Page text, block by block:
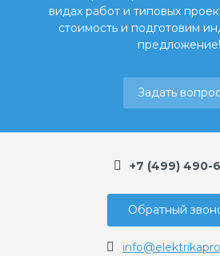
видах работ и типовых
стоимость и подготовим
предложение!
Задать
+7 (499) 490-
Обратный